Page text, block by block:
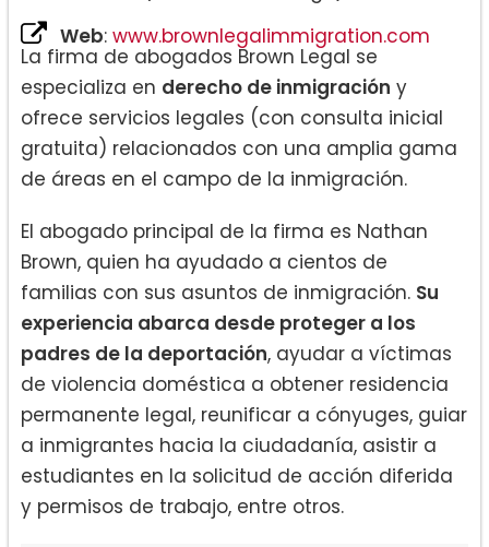
Web: www.brownlegalimmigration.com
La firma de abogados Brown Legal se
especializa en derecho de inmigración y
ofrece servicios legales (con consulta inicial
gratuita) relacionados con una amplia gama
de áreas en el campo de la inmigración.
El abogado principal de la firma es Nathan
Brown, quien ha ayudado a cientos de
familias con sus asuntos de inmigración. Su
experiencia abarca desde proteger a los
padres de la deportación, ayudar a víctimas
de violencia doméstica a obtener residencia
permanente legal, reunificar a cónyuges, guiar
a inmigrantes hacia la ciudadanía, asistir a
estudiantes en la solicitud de acción diferida
y permisos de trabajo, entre otros.